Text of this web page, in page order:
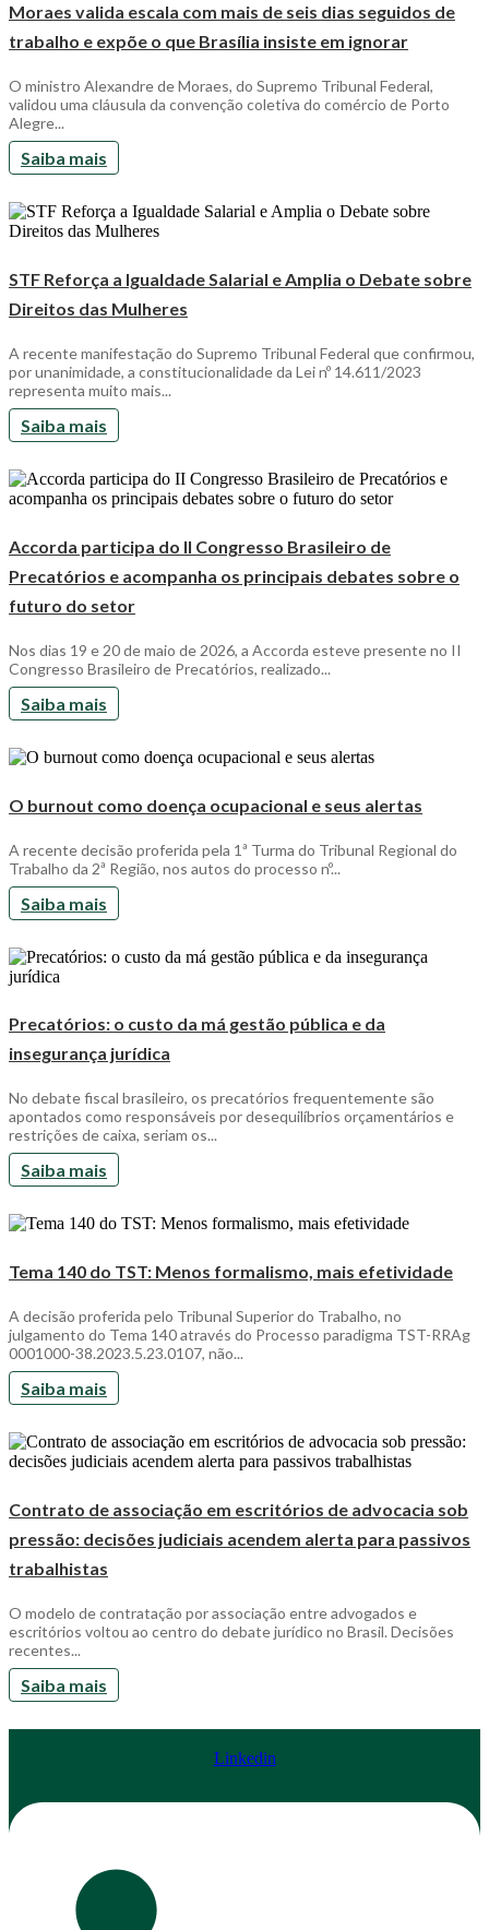
Moraes valida escala com mais de seis dias seguidos de
trabalho e expõe o que Brasília insiste em ignorar
O ministro Alexandre de Moraes, do Supremo Tribunal Federal,
validou uma cláusula da convenção coletiva do comércio de Porto
Alegre...
Saiba mais
STF Reforça a Igualdade Salarial e Amplia o Debate sobre
Direitos das Mulheres
A recente manifestação do Supremo Tribunal Federal que confirmou,
por unanimidade, a constitucionalidade da Lei nº 14.611/2023
representa muito mais...
Saiba mais
Accorda participa do II Congresso Brasileiro de
Precatórios e acompanha os principais debates sobre o
futuro do setor
Nos dias 19 e 20 de maio de 2026, a Accorda esteve presente no II
Congresso Brasileiro de Precatórios, realizado...
Saiba mais
O burnout como doença ocupacional e seus alertas
A recente decisão proferida pela 1ª Turma do Tribunal Regional do
Trabalho da 2ª Região, nos autos do processo nº...
Saiba mais
Precatórios: o custo da má gestão pública e da
insegurança jurídica
No debate fiscal brasileiro, os precatórios frequentemente são
apontados como responsáveis por desequilíbrios orçamentários e
restrições de caixa, seriam os...
Saiba mais
Tema 140 do TST: Menos formalismo, mais efetividade
A decisão proferida pelo Tribunal Superior do Trabalho, no
julgamento do Tema 140 através do Processo paradigma TST-RRAg
0001000-38.2023.5.23.0107, não...
Saiba mais
Contrato de associação em escritórios de advocacia sob
pressão: decisões judiciais acendem alerta para passivos
trabalhistas
O modelo de contratação por associação entre advogados e
escritórios voltou ao centro do debate jurídico no Brasil. Decisões
recentes...
Saiba mais
Linkedin